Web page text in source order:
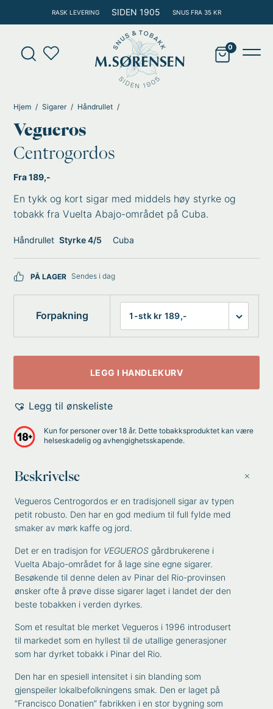
rett
innholdet
RASK LEVERING SIDEN 1905 SNUS FRA 35 KR
Products
search
Hjem Sigarer Håndrullet
Vegueros
Centrogordos
Fra 189,-
En tykk og kort sigar med middels høy styrke og
tobakk fra Vuelta Abajo-området på Cuba.
Håndrullet Styrke 4/5 Cuba
PÅ LAGER Sendes i dag
Forpakning
LEGG I HANDLEKURV
Legg til ønskeliste
Kun for personer over 18 år. Dette tobakksproduktet kan være
helseskadelig og avhengighetsskapende.
Beskrivelse
Vegueros Centrogordos er en tradisjonell sigar av typen
petit robusto. Den har en god medium til full fylde med
smaker av mørk kaffe og jord.
Det er en tradisjon for VEGUEROS gårdbrukerene i
Vuelta Abajo-området for å lage sine egne sigarer.
Besøkende til denne delen av Pinar del Rio-provinsen
ønsker ofte å prøve disse sigarer laget i landet der den
beste tobakken i verden dyrkes.
Som et resultat ble merket Vegueros i 1996 introdusert
til markedet som en hyllest til de utallige generasjoner
som har dyrket tobakk i Pinar del Rio.
Den har en spesiell intensitet i sin blanding som
gjenspeiler lokalbefolkningens smak. Den er laget på
”Francisco Donatien” fabrikken i en stor bygning som